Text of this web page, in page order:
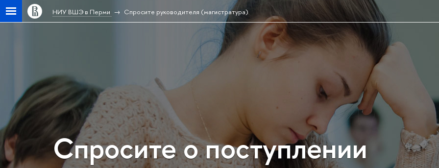
НИУ ВШЭ в Перми Спросите руководителя (магистратура)
Спросите о поступлении